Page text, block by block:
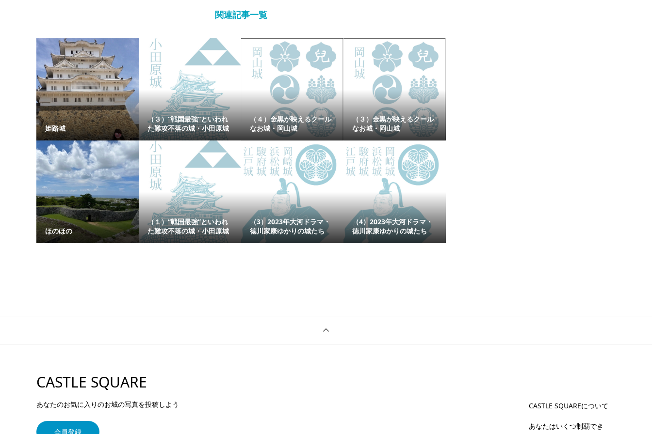
関連記事一覧
姫路城
（３）“戦国最強”といわれ
た難攻不落の城・小田原城
（４）金黒が映えるクール
なお城・岡山城
（３）金黒が映えるクール
なお城・岡山城
ほのほの
（１）“戦国最強”といわれ
た難攻不落の城・小田原城
（3）2023年大河ドラマ・
徳川家康ゆかりの城たち
（4）2023年大河ドラマ・
徳川家康ゆかりの城たち
CASTLE SQUARE
あなたのお気に入りのお城の写真を投稿しよう
会員登録
CASTLE SQUAREについて
あなたはいくつ制覇でき